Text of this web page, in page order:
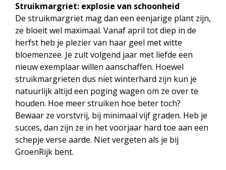
Struikmargriet: explosie van schoonheid
De struikmargriet mag dan een eenjarige plant zijn,
ze bloeit wel maximaal. Vanaf april tot diep in de
herfst heb je plezier van haar geel met witte
bloemenzee. Je zult volgend jaar met liefde een
nieuw exemplaar willen aanschaffen. Hoewel
struikmargrieten dus niet winterhard zijn kun je
natuurlijk altijd een poging wagen om ze over te
houden. Hoe meer struiken hoe beter toch?
Bewaar ze vorstvrij, bij minimaal vijf graden. Heb je
succes, dan zijn ze in het voorjaar hard toe aan een
schepje verse aarde. Niet vergeten als je bij
GroenRijk bent.